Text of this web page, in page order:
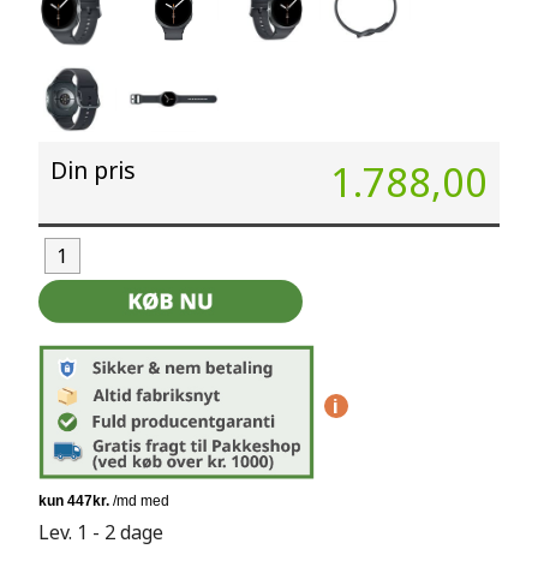
Din pris 1.788,00
i
Lev. 1 - 2 dage